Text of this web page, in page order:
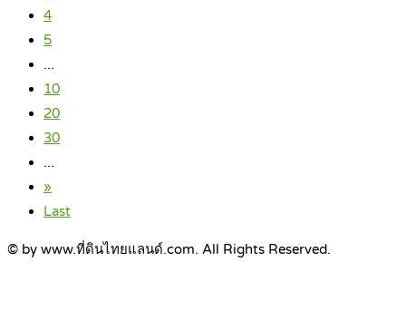
4
5
...
10
20
30
...
»
Last
© by www.ที่ดินไทยแลนด์.com. All Rights Reserved.